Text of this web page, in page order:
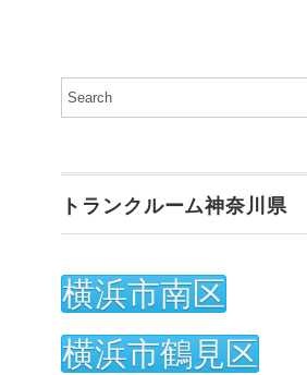
トランクルーム神奈川県
横浜市南区
横浜市鶴見区